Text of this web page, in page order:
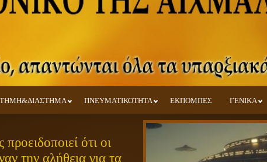
ΠΝΕΥΜΑΤΙΚΟΤΗΤΑ ΕΚΠΟΜΠΕΣ ΓΕΝΙΚΑ
ότι οι
την αλήθεια για τα